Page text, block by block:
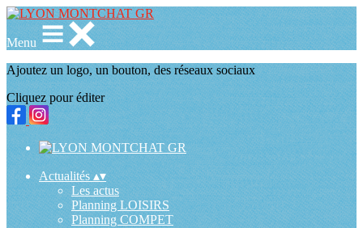
Menu
Ajoutez un logo, un bouton, des réseaux sociaux
Cliquez pour éditer
Actualités▴▾
Les actus
Planning LOISIRS
Planning COMPET